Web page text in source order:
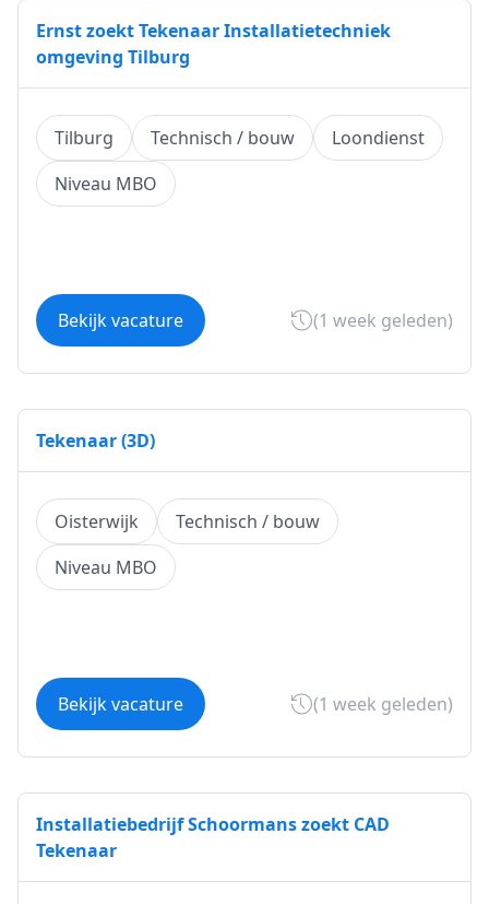
Ernst zoekt Tekenaar Installatietechniek
omgeving Tilburg
Tilburg Technisch / bouw
Loondienst
Niveau MBO
Bekijk vacature (1 week geleden)
Tekenaar (3D)
Oisterwijk
Technisch / bouw
Niveau MBO
Bekijk vacature (1 week geleden)
Installatiebedrijf Schoormans zoekt CAD
Tekenaar